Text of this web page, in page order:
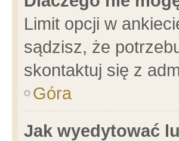
Limit opcji w
sądzisz, że
skontaktuj się z
Góra
Jak wyedytować